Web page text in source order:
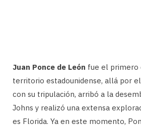
Juan Ponce de León fue el primero
territorio estadounidense, allá por
con su tripulación, arribó a la
Johns y realizó una extensa
es Florida. Ya en este momento,